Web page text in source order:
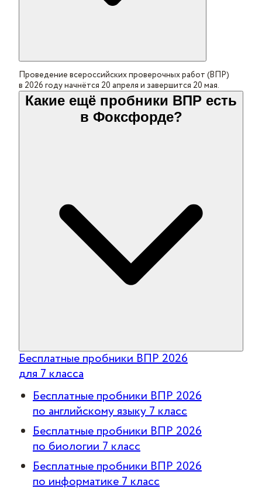
Проведение всероссийских проверочных работ (ВПР)
в 2026 году начнётся 20 апреля и завершится 20 мая.
Какие ещё пробники ВПР есть
в Фоксфорде?
Бесплатные пробники ВПР 2026
для 7 класса
Бесплатные пробники ВПР 2026
по английскому языку 7 класс
Бесплатные пробники ВПР 2026
по биологии 7 класс
Бесплатные пробники ВПР 2026
по информатике 7 класс